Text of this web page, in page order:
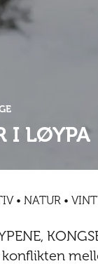
Kultur
Storby
Sør-Amerika
og
Kontakt
Safari
Kontakt
I LØYPA
• NATUR •